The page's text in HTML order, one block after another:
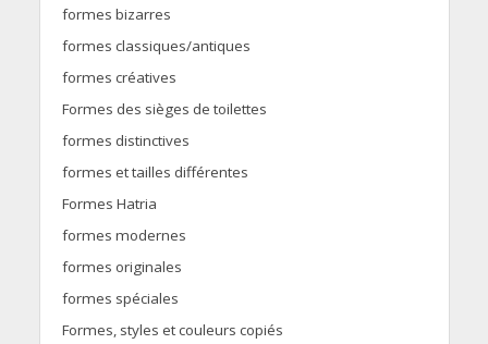
formes bizarres
formes classiques/antiques
formes créatives
Formes des sièges de toilettes
formes distinctives
formes et tailles différentes
Formes Hatria
formes modernes
formes originales
formes spéciales
Formes, styles et couleurs copiés